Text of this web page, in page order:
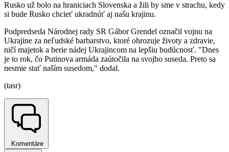
Rusko už bolo na hraniciach Slovenska a žili by sme v strachu, kedy
si bude Rusko chcieť ukradnúť aj našu krajinu.
Podpredseda Národnej rady SR Gábor Grendel označil vojnu na
Ukrajine za neľudské barbarstvo, ktoré ohrozuje životy a zdravie,
ničí majetok a berie nádej Ukrajincom na lepšiu budúcnosť. "Dnes
je to rok, čo Putinova armáda zaútočila na svojho suseda. Preto sa
nesmie stať naším susedom," dodal.
(tasr)
Komentáre